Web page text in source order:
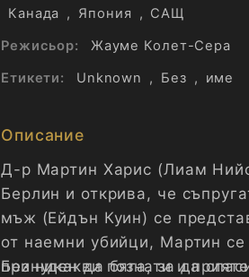
Канада , Япония , САЩ
Режисьор:
Жауме Колет-Сера
Етикети:
Unknown , Без , име
Описание
Д-р Мартин Харис (Лиам
Берлин и открива, че
мъж (Ейдън Куин) се
от наемни убийци, Мартин
принуден да бяга, за да
Без никакви познати и